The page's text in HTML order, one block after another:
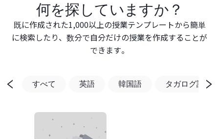
何を探していますか？
既に作成された1,000以上の授業テンプレートから簡単
に検索したり、数分で自分だけの授業を作成することが
できます。
すべて 英語 韓国語 タガログ語